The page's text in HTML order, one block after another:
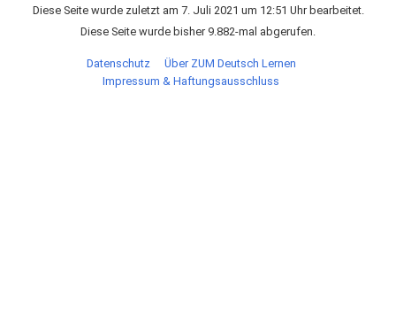
Diese Seite wurde zuletzt am 7. Juli 2021 um 12:51 Uhr bearbeitet.
Diese Seite wurde bisher 9.882-mal abgerufen.
Datenschutz
Über ZUM Deutsch Lernen
Impressum & Haftungsausschluss